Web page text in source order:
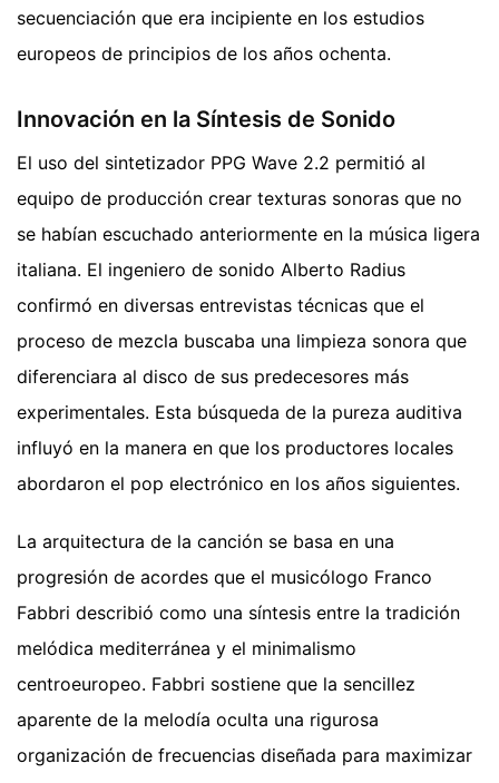
secuenciación que era incipiente en los estudios
europeos de principios de los años ochenta.
Innovación en la Síntesis de Sonido
El uso del sintetizador PPG Wave 2.2 permitió al
equipo de producción crear texturas sonoras que no
se habían escuchado anteriormente en la música ligera
italiana. El ingeniero de sonido Alberto Radius
confirmó en diversas entrevistas técnicas que el
proceso de mezcla buscaba una limpieza sonora que
diferenciara al disco de sus predecesores más
experimentales. Esta búsqueda de la pureza auditiva
influyó en la manera en que los productores locales
abordaron el pop electrónico en los años siguientes.
La arquitectura de la canción se basa en una
progresión de acordes que el musicólogo Franco
Fabbri describió como una síntesis entre la tradición
melódica mediterránea y el minimalismo
centroeuropeo. Fabbri sostiene que la sencillez
aparente de la melodía oculta una rigurosa
organización de frecuencias diseñada para maximizar